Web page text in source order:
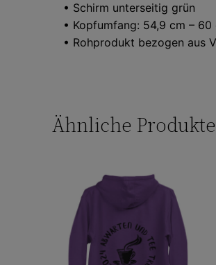
• Schirm unterseitig grün
• Kopfumfang: 54,9 cm – 60
• Rohprodukt bezogen aus
Ähnliche Produkte